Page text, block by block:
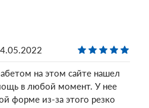
на этом сайте нашел
в любой момент. У нее
форме из-за этого резко